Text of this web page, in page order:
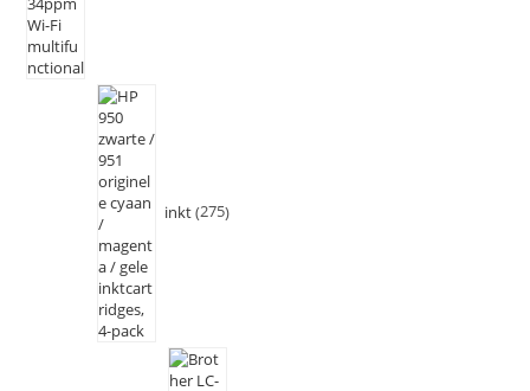
inkt 275